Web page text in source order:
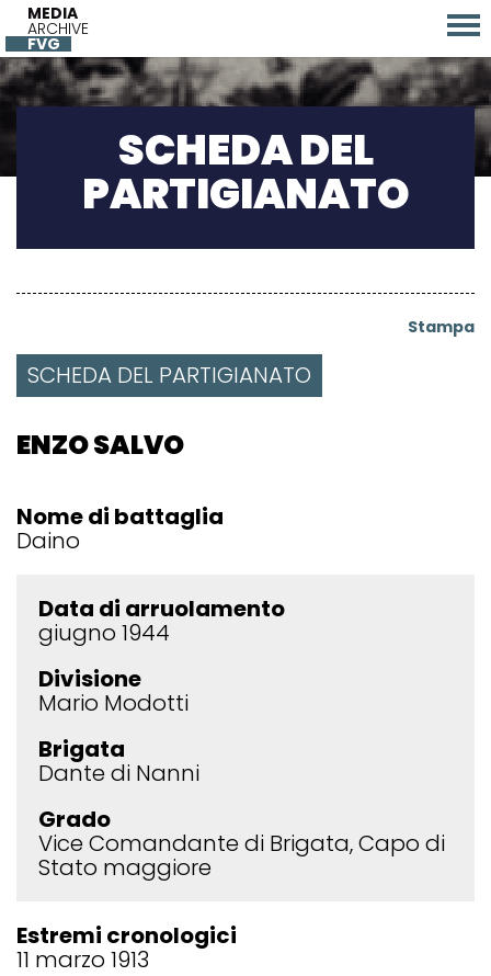
MEDIA
ARCHIVE
FVG
SCHEDA DEL
PARTIGIANATO
Stampa
SCHEDA DEL PARTIGIANATO
ENZO SALVO
Nome di battaglia
Daino
Data di arruolamento
giugno 1944
Divisione
Mario Modotti
Brigata
Dante di Nanni
Grado
Vice Comandante di Brigata, Capo di
Stato maggiore
Estremi cronologici
11 marzo 1913